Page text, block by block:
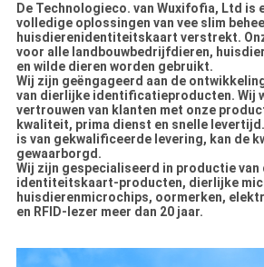
De Technologieco. van Wuxifofia, Ltd is
volledige oplossingen van vee slim
huisdierenidentiteitskaart verstrekt.
voor alle landbouwbedrijfdieren,
en wilde dieren worden gebruikt.
Wij zijn geëngageerd aan de
van dierlijke identificatieproducten. Wij
vertrouwen van klanten met onze
kwaliteit, prima dienst en snelle
is van gekwalificeerde levering, kan de
gewaarborgd.
Wij zijn gespecialiseerd in productie
identiteitskaart-producten, dierlijke
huisdierenmicrochips, oormerken,
en RFID-lezer meer dan 20 jaar.